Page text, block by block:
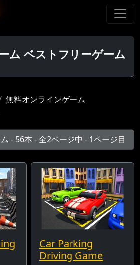
ム ベストフリーゲーム
無料オンラインゲーム
- 56本 - 全2ページ中 - 1ページ目
Car Parking
Driving Game